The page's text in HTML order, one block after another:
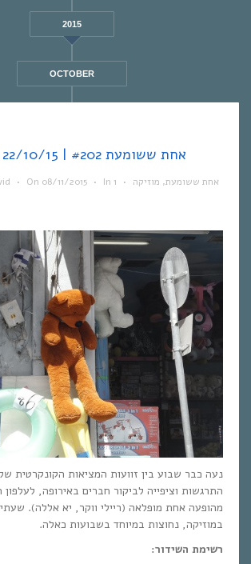
2015
OCTOBER
אחת ששומעת #202 | 22/10/15 | הפרעת קצב
• On 08/11/2015 • In אחת ששומעת, מוזיקה •
1
נעה כבר שבוע בין זוועות המציאות הקונקרטית
התרגשות וציפייה לביקור חברים באירופה, לעלפון
מהופעה אחת מופלאה (ריילי ווקר, יא אללה).
במוזיקה, נחוצות במיוחד בשבועות כאלה.
רשימת השידור: